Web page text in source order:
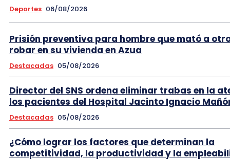
Deportes 06/08/2026
Prisión preventiva para hombre que mató a
robar en su vivienda en Azua
Destacadas 05/08/2026
Director del SNS ordena eliminar trabas en la
los pacientes del Hospital Jacinto Ignacio
Destacadas 05/08/2026
¿Cómo lograr los factores que determinan la
competitividad, la productividad y la